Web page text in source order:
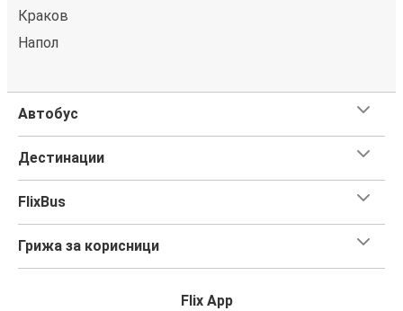
Краков
Напол
Автобус
Дестинации
FlixBus
Грижа за корисници
Flix App